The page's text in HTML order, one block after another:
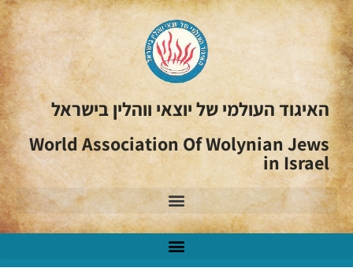
האיגוד העולמי של יוצאי ווהלין בישראל
World Association Of Wolynian Jews
in Israel